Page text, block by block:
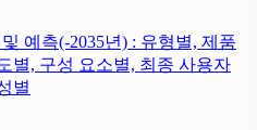
예측(-2035년) : 유형별, 제품
별, 구성 요소별, 최종 사용자
별